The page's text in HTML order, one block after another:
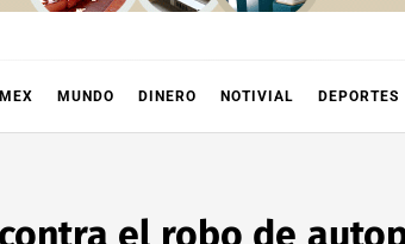
MUNDO DINERO NOTIVIAL DEPORTES
el robo de